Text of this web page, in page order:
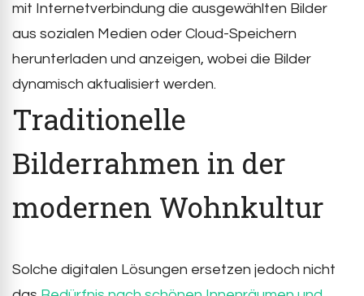
mit Internetverbindung die ausgewählten Bilder
aus sozialen Medien oder Cloud-Speichern
herunterladen und anzeigen, wobei die Bilder
dynamisch aktualisiert werden.
Traditionelle
Bilderrahmen in der
modernen Wohnkultur
Solche digitalen Lösungen ersetzen jedoch nicht